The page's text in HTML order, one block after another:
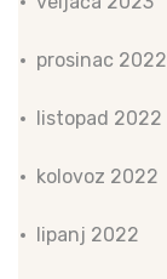
prosinac 2022
listopad 2022
kolovoz 2022
lipanj 2022